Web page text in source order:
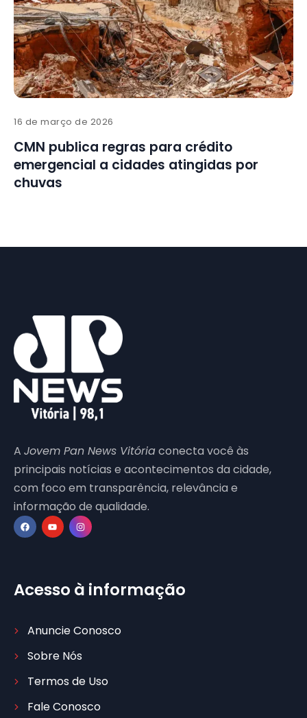
16 de março de 2026
CMN publica regras para crédito
emergencial a cidades atingidas por
chuvas
A Jovem Pan News Vitóriaconecta você às
principais notícias e acontecimentos da cidade,
com foco em transparência, relevância e
informação de qualidade.
Acesso à informação
Anuncie Conosco
Sobre Nós
Termos de Uso
Fale Conosco